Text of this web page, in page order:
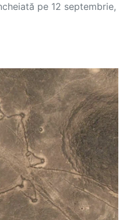
pe 12 septembrie,